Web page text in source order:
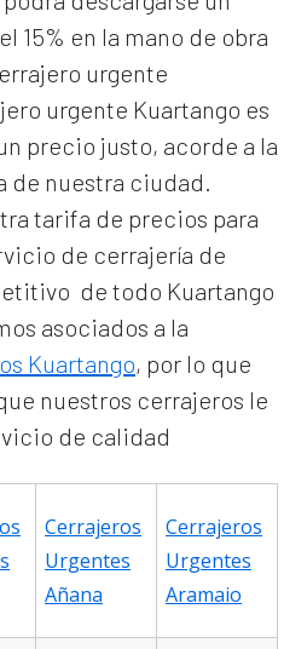
15% en la mano de obra
urgente
urgente Kuartango es
precio justo, acorde a la
de nuestra ciudad.
tarifa de precios para
de cerrajería de
de todo Kuartango
asociados a la
Kuartango, por lo que
nuestros cerrajeros le
de calidad
Cerrajeros
Urgentes
Añana
Cerrajeros
Urgentes
Aramaio